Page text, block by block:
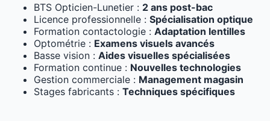
BTS Opticien-Lunetier : 2 ans post-bac
Licence professionnelle : Spécialisation optique
Formation contactologie : Adaptation lentilles
Optométrie : Examens visuels avancés
Basse vision : Aides visuelles spécialisées
Formation continue : Nouvelles technologies
Gestion commerciale : Management magasin
Stages fabricants : Techniques spécifiques